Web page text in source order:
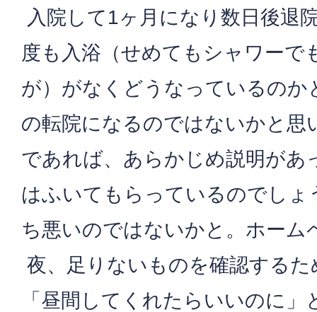
入院して1ヶ月になり数日後退
度も入浴（せめてもシャワーで
が）がなくどうなっているのか
の転院になるのではないかと思
であれば、あらかじめ説明があ
はふいてもらっているのでしょ
ち悪いのではないかと。ホーム
夜、足りないものを確認する
「昼間してくれたらいいのに